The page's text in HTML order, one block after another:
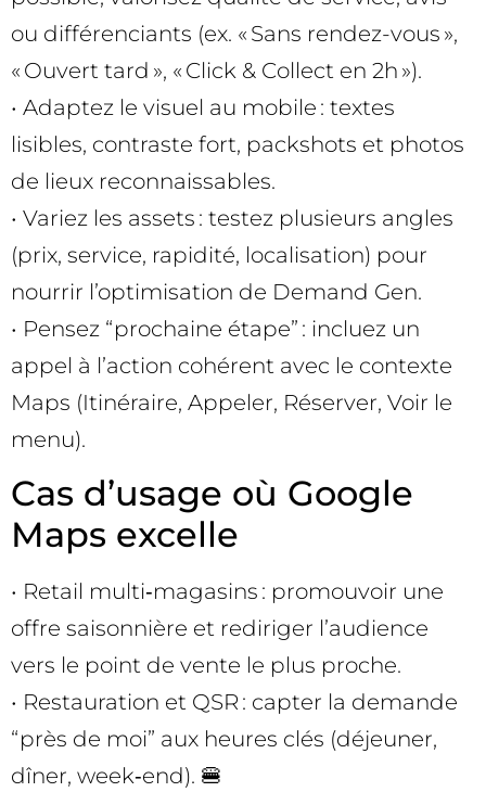
ou différenciants (ex. « Sans rendez-vous »,
« Ouvert tard », « Click & Collect en 2h »).
• Adaptez le visuel au mobile : textes
lisibles, contraste fort, packshots et photos
de lieux reconnaissables.
• Variez les assets : testez plusieurs angles
(prix, service, rapidité, localisation) pour
nourrir l’optimisation de Demand Gen.
• Pensez “prochaine étape” : incluez un
appel à l’action cohérent avec le contexte
Maps (Itinéraire, Appeler, Réserver, Voir le
menu).
Cas d’usage où Google
Maps excelle
• Retail multi‑magasins : promouvoir une
offre saisonnière et rediriger l’audience
vers le point de vente le plus proche.
• Restauration et QSR : capter la demande
“près de moi” aux heures clés (déjeuner,
dîner, week‑end). 🍔